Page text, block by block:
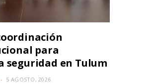
para
seguridad en Tulum
5 AGOSTO, 2026